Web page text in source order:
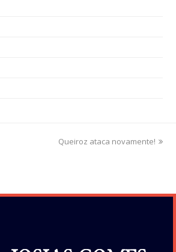
next
Queiroz ataca novamente!